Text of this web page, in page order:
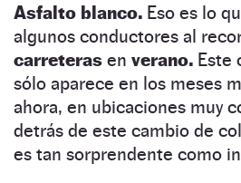
Asfalto blanco. Eso es lo
algunos conductores al
carreteras en verano. Este
sólo aparece en los meses
ahora, en ubicaciones muy
detrás de este cambio de
es tan sorprendente como